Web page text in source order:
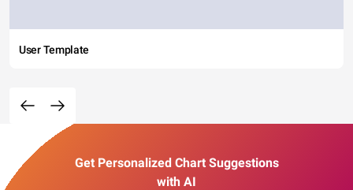
User Template
Get Personalized Chart Suggestions
with AI